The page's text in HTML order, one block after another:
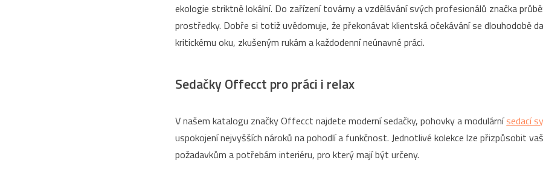
ekologie striktně lokální. Do zařízení továrny a vzdělávání svých profesionálů značka
prostředky. Dobře si totiž uvědomuje, že překonávat klientská očekávání se dlouhodobě
kritickému oku, zkušeným rukám a každodenní neúnavné práci.
Sedačky Offecct pro práci i relax
V našem katalogu značky Offecct najdete moderní sedačky, pohovky a modulárnísedací
uspokojení nejvyšších nároků na pohodlí a funkčnost. Jednotlivé kolekce lze přizpůsobit
požadavkům a potřebám interiéru, pro který mají být určeny.